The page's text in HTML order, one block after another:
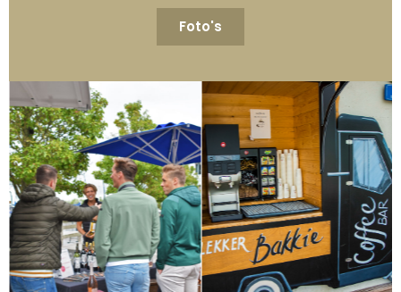
Foto's
Evenementen
Koffie & thee in de
lounge